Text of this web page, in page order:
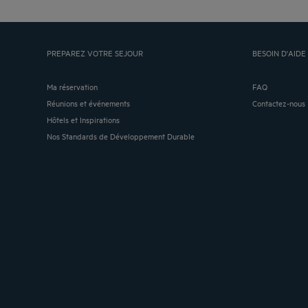
PREPAREZ VOTRE SEJOUR
Ma réservation
Réunions et événements
Hôtels et Inspirations
Nos Standards de Développement Durable
BESOIN D'AIDE
FAQ
Contactez-nous